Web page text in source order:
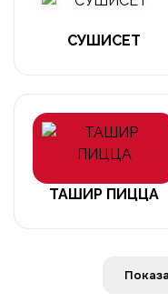
СУШИСЕТ
ТАШИР ПИЦЦА